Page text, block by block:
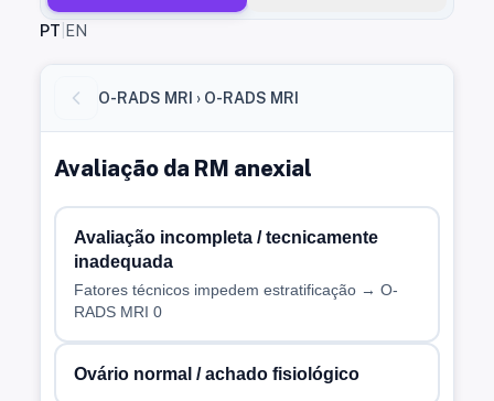
PT EN
O-RADS MRI › O-RADS MRI
Avaliação da RM anexial
Avaliação incompleta / tecnicamente
inadequada
Fatores técnicos impedem estratificação → O-
RADS MRI 0
Ovário normal / achado fisiológico